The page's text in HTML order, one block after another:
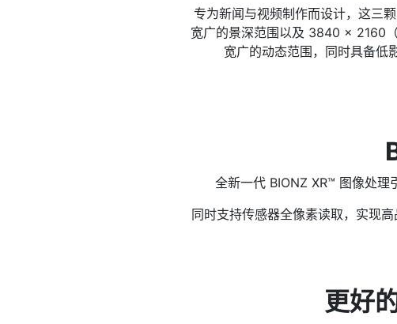
专为新闻与视频制作而设计，这三
宽广的景深范围以及 3840 × 2160
宽广的动态范围，同时具备低
全新一代 BIONZ XR™ 图像处理
同时支持传感器全像素读取，实现
更好